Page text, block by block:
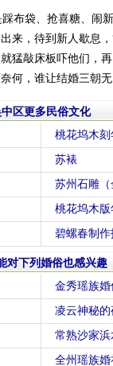
布袋、抢喜糖、
来，待到新人歇息
猛敲床板吓他们，
何，谁让结婚三朝无
区更多民俗文化
桃花坞木刻
苏裱
苏州石雕（
桃花坞木版
碧螺春制作
对下列婚俗也感兴趣
金秀瑶族婚
凌云神秘
常熟沙家
全州瑶族婚